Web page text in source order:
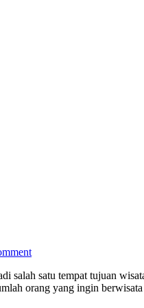
salah satu tempat tujuan
orang yang ingin